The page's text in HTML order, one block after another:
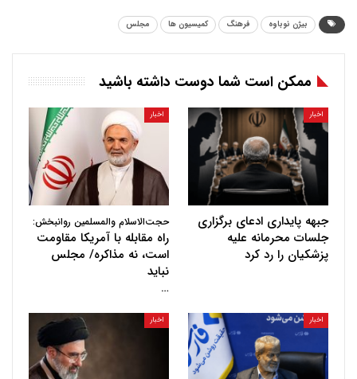
بیژن نوباوه فرهنگ کمیسیون ها مجلس
ممکن است شما دوست داشته باشید
اخبار
جبهه پایداری ادعای برگزاری
جلسات محرمانه علیه
پزشکیان را رد کرد
اخبار
حجت‌الاسلام والمسلمین روانبخش:
راه مقابله با آمریکا مقاومت
است، نه مذاکره/ مجلس
نباید
…
اخبار اخبار